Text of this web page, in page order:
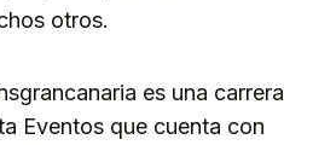
otros.
es una carrera
Eventos que cuenta con